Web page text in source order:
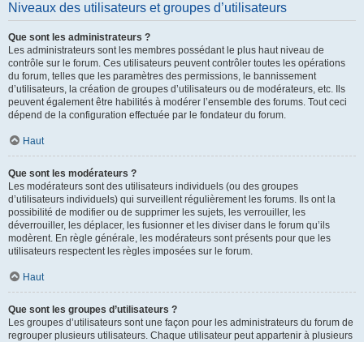
Niveaux des utilisateurs et groupes d’utilisateurs
Que sont les administrateurs ?
Les administrateurs sont les membres possédant le plus haut niveau de
contrôle sur le forum. Ces utilisateurs peuvent contrôler toutes les opérations
du forum, telles que les paramètres des permissions, le bannissement
d’utilisateurs, la création de groupes d’utilisateurs ou de modérateurs, etc. Ils
peuvent également être habilités à modérer l’ensemble des forums. Tout ceci
dépend de la configuration effectuée par le fondateur du forum.
Haut
Que sont les modérateurs ?
Les modérateurs sont des utilisateurs individuels (ou des groupes
d’utilisateurs individuels) qui surveillent régulièrement les forums. Ils ont la
possibilité de modifier ou de supprimer les sujets, les verrouiller, les
déverrouiller, les déplacer, les fusionner et les diviser dans le forum qu’ils
modèrent. En règle générale, les modérateurs sont présents pour que les
utilisateurs respectent les règles imposées sur le forum.
Haut
Que sont les groupes d’utilisateurs ?
Les groupes d’utilisateurs sont une façon pour les administrateurs du forum de
regrouper plusieurs utilisateurs. Chaque utilisateur peut appartenir à plusieurs